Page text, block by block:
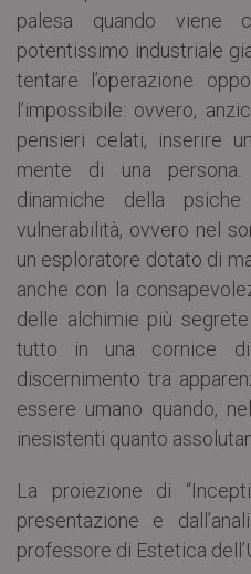
palesa quando viene
potentissimo industriale
tentare l’operazione
l’impossibile: ovvero,
pensieri celati, inserire
mente di una
dinamiche della
vulnerabilità, ovvero nel
un esploratore dotato di
anche con la
delle alchimie più
tutto in una cornice di
discernimento tra
essere umano quando,
inesistenti quanto
La proiezione di
presentazione e
professore di Estetica